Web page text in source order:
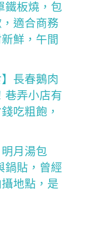
鐵板燒，包
適合商務
鮮，午間
長春鵝肉
巷弄小店有
吃粗飽，
明月湯包
鍋貼，曾經
地點，是